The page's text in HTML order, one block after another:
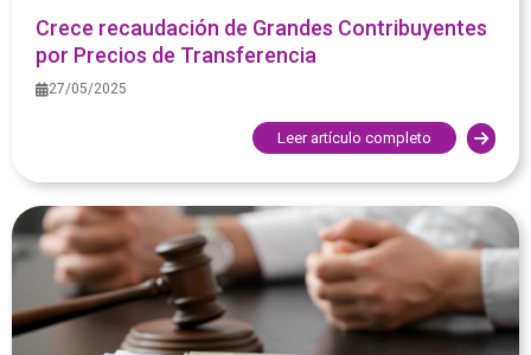
Crece recaudación de Grandes Contribuyentes
por Precios de Transferencia
27/05/2025
Leer artículo completo